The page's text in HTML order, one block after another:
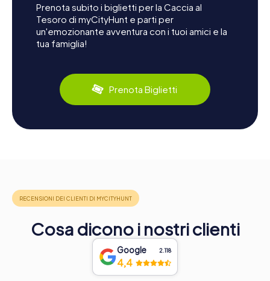
Prenota subito i biglietti per la Caccia al
Tesoro di myCityHunt e parti per
un'emozionante avventura con i tuoi amici e la
tua famiglia!
Prenota Biglietti
Cosa dicono i nostri clienti
Google 2.118
4,4